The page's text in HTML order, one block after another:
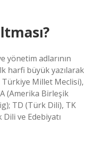
yönetim adlarının
harfi büyük yazılarak
Millet Meclisi),
(Amerika Birleşik
TD (Türk Dili), TK
ve Edebiyatı